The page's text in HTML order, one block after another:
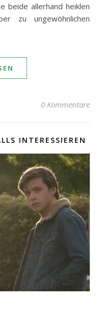
beide allerhand heiklen
zu ungewöhnlichen
0 Kommentare
INTERESSIEREN